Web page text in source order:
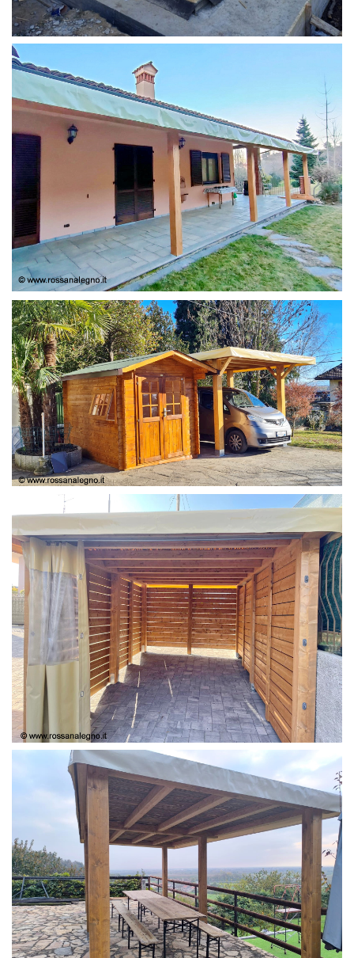
STRUTTURA ADDOSSATA PER LOCALE CALDAIA
COPERTURA
CASETTA E COPERTURA AUTO